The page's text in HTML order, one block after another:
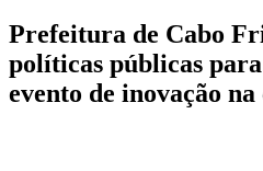
Prefeitura de Cabo
políticas públicas
evento de inovação